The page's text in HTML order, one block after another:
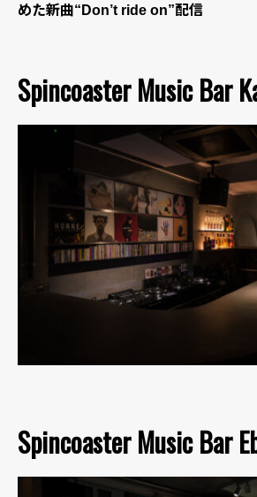
めた新曲“Don’t ride on”配信
Spincoaster Music Bar
Spincoaster Music Bar